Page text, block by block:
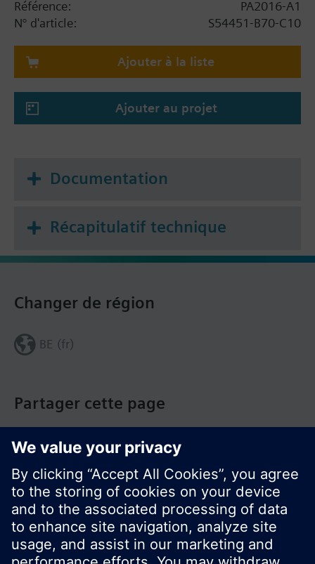
Référence:
PA2016-A1
N° d'article:
S54451-B70-C10
Ajouter à la liste
Ajouter au projet
Documentation
Récapitulatif technique
Partager cette page
Changer de région
BE (fr)